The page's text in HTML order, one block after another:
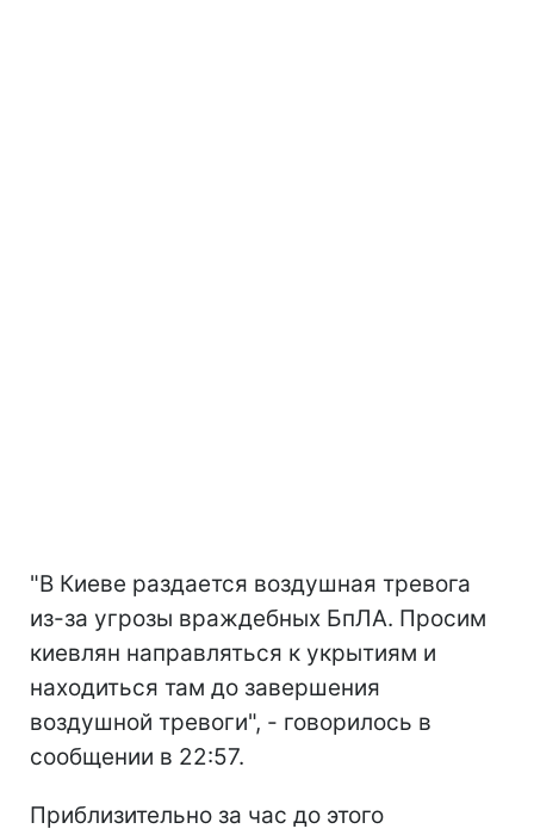
"В Киеве раздается воздушная тревога
из-за угрозы враждебных БпЛА. Просим
киевлян направляться к укрытиям и
находиться там до завершения
воздушной тревоги", - говорилось в
сообщении в 22:57.
Приблизительно за час до этого